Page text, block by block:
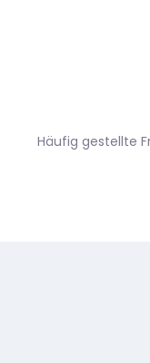
Häufig gestellte